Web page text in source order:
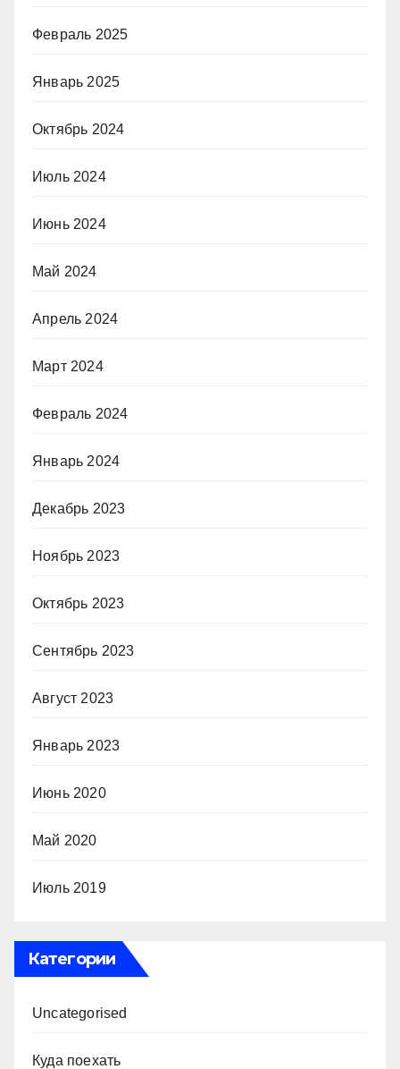
Февраль 2025
Январь 2025
Октябрь 2024
Июль 2024
Июнь 2024
Май 2024
Апрель 2024
Март 2024
Февраль 2024
Январь 2024
Декабрь 2023
Ноябрь 2023
Октябрь 2023
Сентябрь 2023
Август 2023
Январь 2023
Июнь 2020
Май 2020
Июль 2019
Категории
Uncategorised
Куда поехать